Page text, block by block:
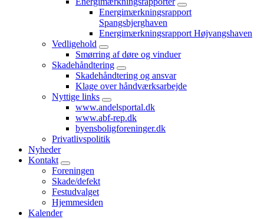
Energimærkningsrapport
Spangsbjerghaven
Energimærkningsrapport Højvangshaven
Vedligehold
Smørring af døre og vinduer
Skadehåndtering
Skadehåndtering og ansvar
Klage over håndværksarbejde
Nyttige links
www.andelsportal.dk
www.abf-rep.dk
byensboligforeninger.dk
Privatlivspolitik
Nyheder
Kontakt
Foreningen
Skade/defekt
Festudvalget
Hjemmesiden
Kalender